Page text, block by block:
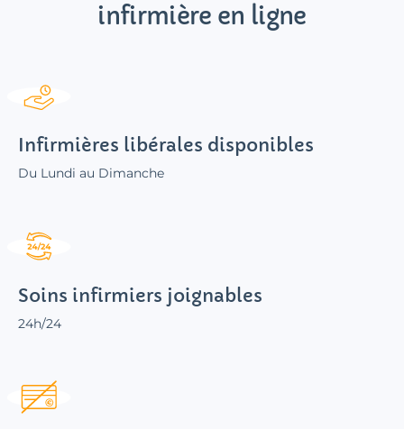
infirmière en ligne
Infirmières libérales disponibles
Du Lundi au Dimanche
Soins infirmiers joignables
24h/24